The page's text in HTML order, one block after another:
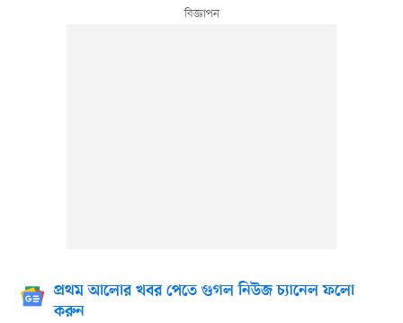
প্রথম আলোর খবর পেতে গুগল নিউজ চ্যানেল ফলো
করুন